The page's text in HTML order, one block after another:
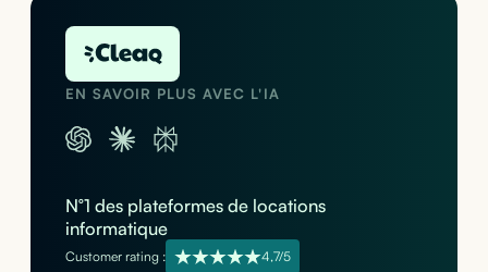
EN SAVOIR PLUS AVEC L'IA
N°1 des plateformes de locations
informatique
Customer rating : 4,7/5